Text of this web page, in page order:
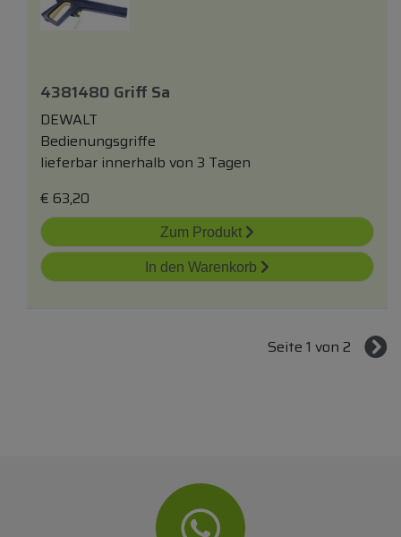
4381480 Griff Sa
DEWALT
Bedienungsgriffe
lieferbar innerhalb von 3 Tagen
€ 63,20
Zum Produkt
In den Warenkorb
Seite 1 von 2